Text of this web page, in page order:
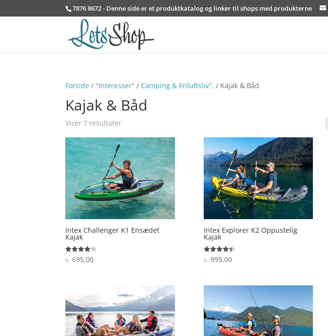
7876 8672 - Denne side er et produktkatalog og linker til shops med produkterne
Forside / "Interesser" / Camping & Friluftsliv", / Kajak & Båd
Kajak & Båd
Viser 7 resultater
Intex Challenger K1 Ensædet
Kajak
Vurderet
4.1
kr. 695,00
Intex Explorer K2 Oppustelig
Kajak
Vurderet
4.4
kr.995,00